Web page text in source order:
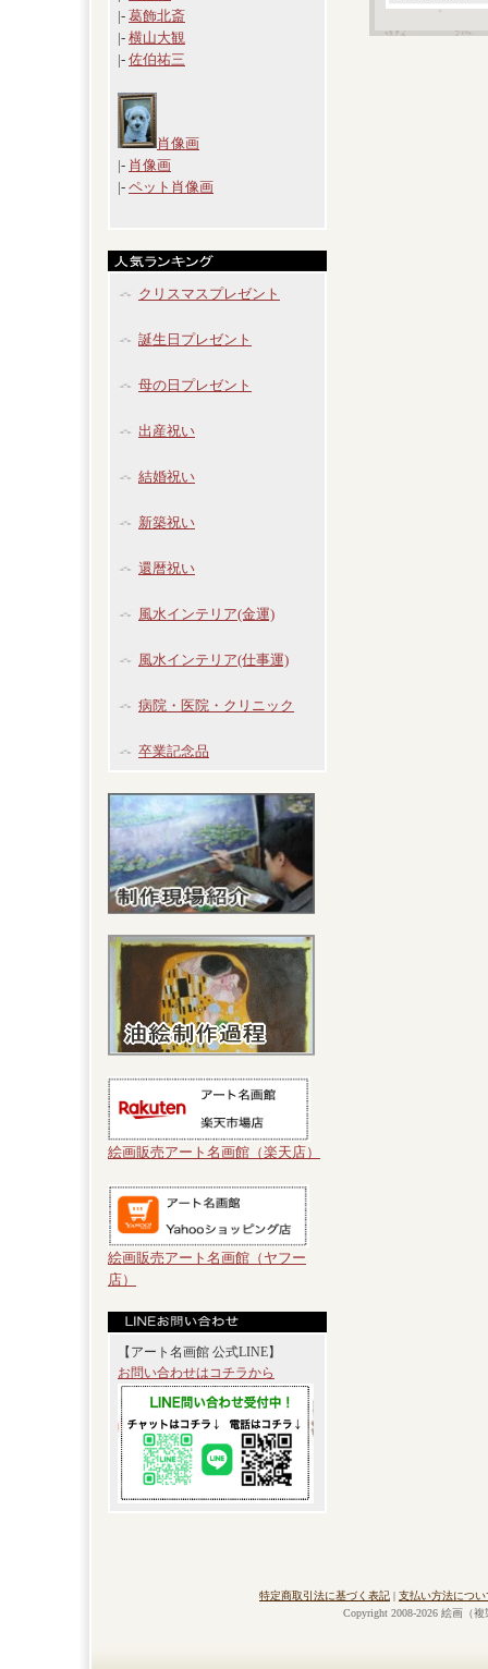
|- 葛飾北斎
|- 横山大観
|- 佐伯祐三
肖像画
|- 肖像画
|- ペット肖像画
クリスマスプレゼント
誕生日プレゼント
母の日プレゼント
出産祝い
結婚祝い
新築祝い
還暦祝い
風水インテリア(金運)
風水インテリア(仕事運)
病院・医院・クリニック
卒業記念品
絵画販売アート名画館（楽天店）
絵画販売アート名画館（ヤフー
店）
【アート名画館 公式LINE】
お問い合わせはコチラから
特定商取引法に基づく表記 | 支払い方法につい
Copyright 2008-2026 絵画（